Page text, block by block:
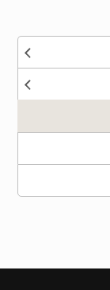
Nenhum dos